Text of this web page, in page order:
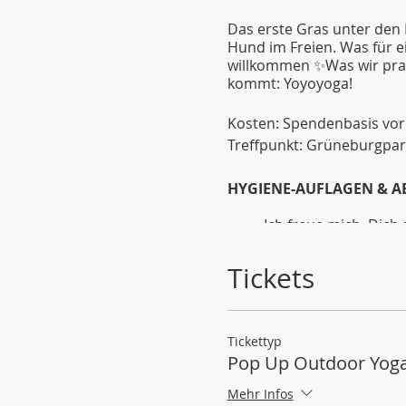
Das erste Gras unter
Hund im Freien. Was für
willkommen ✨Was wir
kommt: Yoyoyoga!
Kosten: Spendenbasis
Treffpunkt:
HYGIENE-AUFLAGEN &
Ich freue mich,
Achte beim
Bitte bring dein
Während des
Bitte beachte
Die Matten müssen
Ich verzichte
Tickets
Tickettyp
Pop Up Outdoor
Mehr Infos